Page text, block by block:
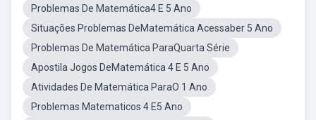
Problemas De Matemática4 E 5 Ano
Situações Problemas DeMatemática Acessaber 5 Ano
Problemas De Matemática ParaQuarta Série
Apostila Jogos DeMatemática 4 E 5 Ano
Atividades De Matemática ParaO 1 Ano
Problemas Matematicos 4 E5 Ano